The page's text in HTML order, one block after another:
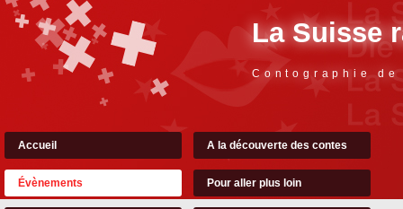
La Suisse
Contographie
Accueil A la découverte des contes
Évènements Pour aller plus loin